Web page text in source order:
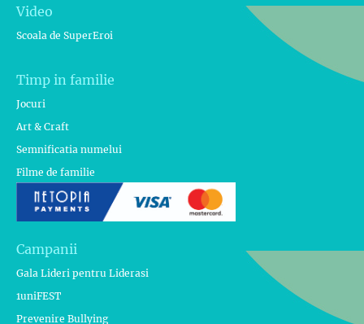
Video
Scoala de SuperEroi
Timp in familie
Jocuri
Art & Craft
Semnificatia numelui
Filme de familie
Campanii
Gala Lideri pentru Liderasi
1uniFEST
Prevenire Bullying